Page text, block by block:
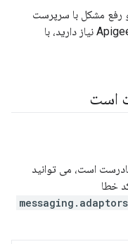
رفع مشکل با سرپرست
است
است، می توانید
خطا